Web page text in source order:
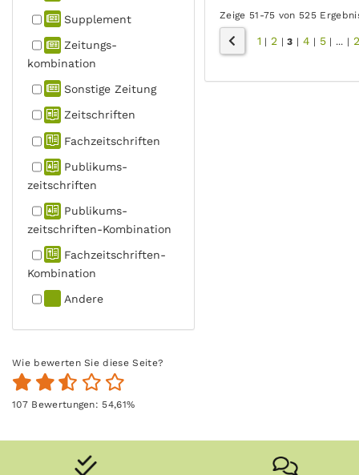
Supplement
Zeitungs­
kombination
Sonstige Zeitung
Zeitschriften
Fachzeit­schriften
Publikums­
zeitschriften
Publikums­
zeitschriften-Kombination
Fachzeit­schriften-
Kombination
Andere
Zeige 51-75 von 525
1 | 2 |3 | 4 | 5| ... |
Wie bewerten Sie diese Seite?
107Bewertungen: 54,61%